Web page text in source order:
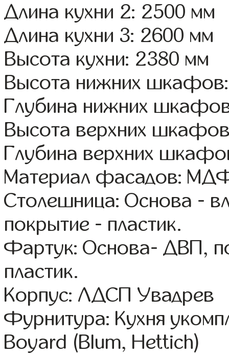
Длина кухни 2: 2500 мм
Длина кухни 3: 2600 мм
Высота кухни: 2380 мм
Высота нижних
Глубина нижних
Высота верхних
Глубина верхних
Материал фасадов:
Столешница: Основа -
покрытие - пластик.
Фартук: Основа- ДВП,
пластик.
Корпус: ЛДСП Увадрев
Фурнитура: Кухня
Boyard (Blum, Hettich)